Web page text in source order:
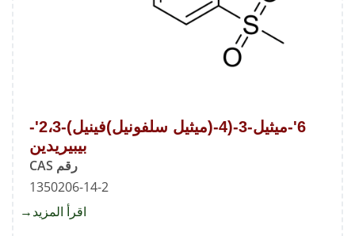
6'-ميثيل-3-(4-(ميثيل سلفونيل)فينيل)-2،3'-
بيبيريدين
رقم CAS
1350206-14-2
اقرأ المزيد